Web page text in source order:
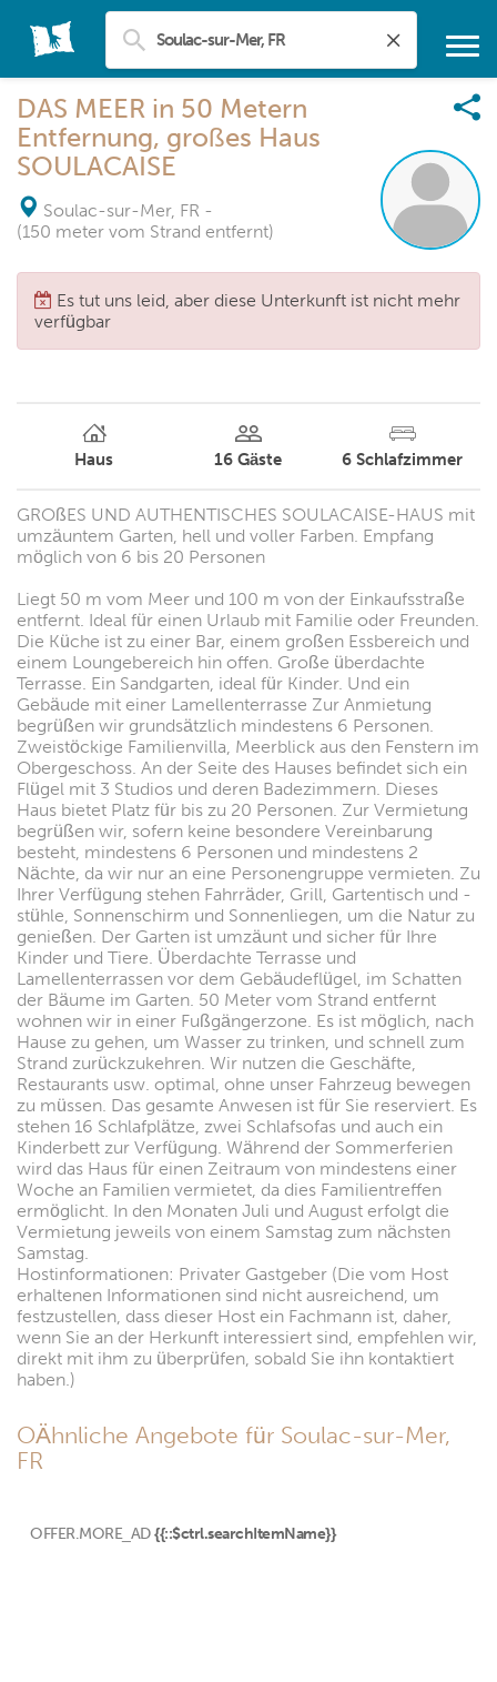
DAS MEER in 50 Metern
Entfernung, großes Haus
SOULACAISE
Soulac-sur-Mer, FR -
(150 meter vom Strand entfernt)
Es tut uns leid, aber diese Unterkunft ist nicht mehr
verfügbar
Haus 16 Gäste 6 Schlafzimmer
GROßES UND AUTHENTISCHES SOULACAISE-HAUS mit
umzäuntem Garten, hell und voller Farben. Empfang
möglich von 6 bis 20 Personen
Liegt 50 m vom Meer und 100 m von der Einkaufsstraße
entfernt. Ideal für einen Urlaub mit Familie oder Freunden.
Die Küche ist zu einer Bar, einem großen Essbereich und
einem Loungebereich hin offen. Große überdachte
Terrasse. Ein Sandgarten, ideal für Kinder. Und ein
Gebäude mit einer Lamellenterrasse Zur Anmietung
begrüßen wir grundsätzlich mindestens 6 Personen.
Zweistöckige Familienvilla, Meerblick aus den Fenstern im
Obergeschoss. An der Seite des Hauses befindet sich ein
Flügel mit 3 Studios und deren Badezimmern. Dieses
Haus bietet Platz für bis zu 20 Personen. Zur Vermietung
begrüßen wir, sofern keine besondere Vereinbarung
besteht, mindestens 6 Personen und mindestens 2
Nächte, da wir nur an eine Personengruppe vermieten. Zu
Ihrer Verfügung stehen Fahrräder, Grill, Gartentisch und -
stühle, Sonnenschirm und Sonnenliegen, um die Natur zu
genießen. Der Garten ist umzäunt und sicher für Ihre
Kinder und Tiere. Überdachte Terrasse und
Lamellenterrassen vor dem Gebäudeflügel, im Schatten
der Bäume im Garten. 50 Meter vom Strand entfernt
wohnen wir in einer Fußgängerzone. Es ist möglich, nach
Hause zu gehen, um Wasser zu trinken, und schnell zum
Strand zurückzukehren. Wir nutzen die Geschäfte,
Restaurants usw. optimal, ohne unser Fahrzeug bewegen
zu müssen. Das gesamte Anwesen ist für Sie reserviert. Es
stehen 16 Schlafplätze, zwei Schlafsofas und auch ein
Kinderbett zur Verfügung. Während der Sommerferien
wird das Haus für einen Zeitraum von mindestens einer
Woche an Familien vermietet, da dies Familientreffen
ermöglicht. In den Monaten Juli und August erfolgt die
Vermietung jeweils von einem Samstag zum nächsten
Samstag.
Hostinformationen: Privater Gastgeber (Die vom Host
erhaltenen Informationen sind nicht ausreichend, um
festzustellen, dass dieser Host ein Fachmann ist, daher,
wenn Sie an der Herkunft interessiert sind, empfehlen wir,
direkt mit ihm zu überprüfen, sobald Sie ihn kontaktiert
haben.)
OÄhnliche Angebote für Soulac-sur-Mer,
FR
OFFER.MORE_AD {{::$ctrl.searchItemName}}